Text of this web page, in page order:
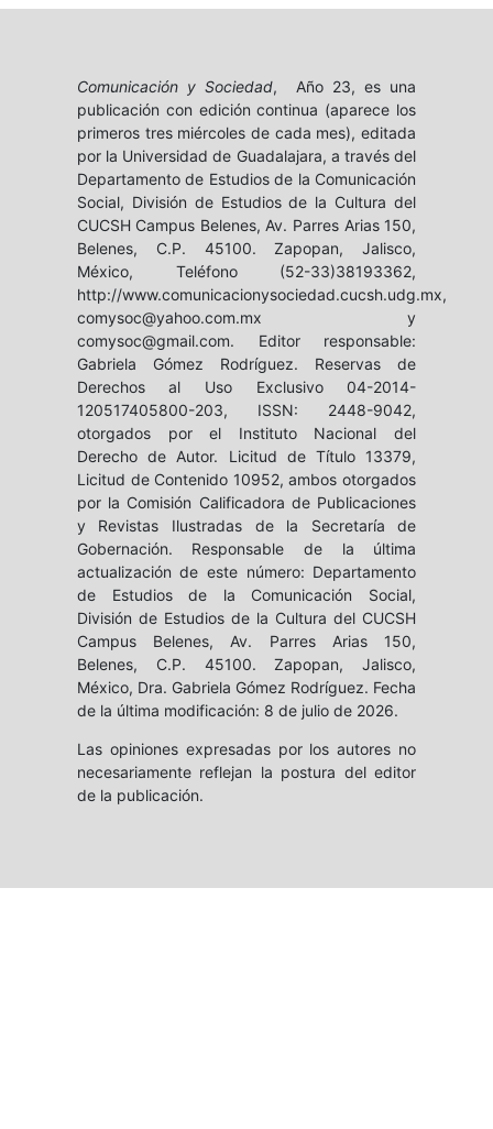
Comunicación y Sociedad, Año 23, es una
publicación con edición continua (aparece los
primeros tres miércoles de cada mes), editada
por la Universidad de Guadalajara, a través del
Departamento de Estudios de la Comunicación
Social, División de Estudios de la Cultura del
CUCSH Campus Belenes, Av. Parres Arias 150,
Belenes, C.P. 45100. Zapopan, Jalisco,
México, Teléfono (52-33)38193362,
http://www.comunicacionysociedad.cucsh.udg.mx,
comysoc@yahoo.com.mx y
comysoc@gmail.com. Editor responsable:
Gabriela Gómez Rodríguez. Reservas de
Derechos al Uso Exclusivo 04-2014-
120517405800-203, ISSN: 2448-9042,
otorgados por el Instituto Nacional del
Derecho de Autor. Licitud de Título 13379,
Licitud de Contenido 10952, ambos otorgados
por la Comisión Calificadora de Publicaciones
y Revistas Ilustradas de la Secretaría de
Gobernación. Responsable de la última
actualización de este número: Departamento
de Estudios de la Comunicación Social,
División de Estudios de la Cultura del CUCSH
Campus Belenes, Av. Parres Arias 150,
Belenes, C.P. 45100. Zapopan, Jalisco,
México, Dra. Gabriela Gómez Rodríguez. Fecha
de la última modificación: 8 de julio de 2026.
Las opiniones expresadas por los autores no
necesariamente reflejan la postura del editor
de la publicación.